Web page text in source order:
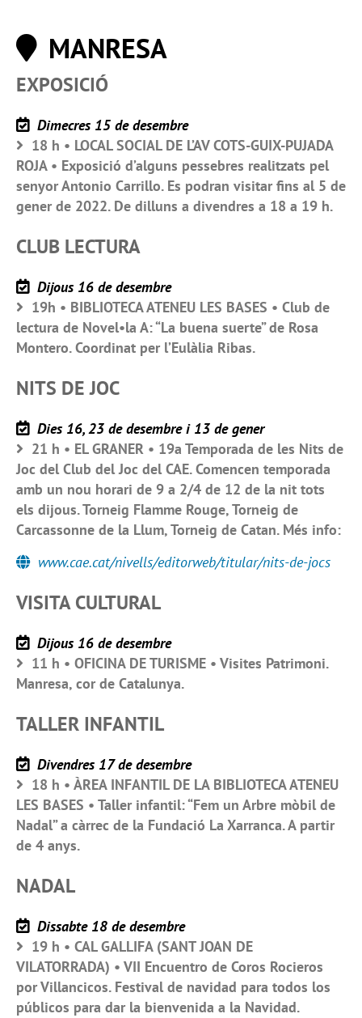
MANRESA
EXPOSICIÓ
Dimecres 15 de desembre
18 h • LOCAL SOCIAL DE L’AV COTS-GUIX-PUJADA
ROJA • Exposició d’alguns pessebres realitzats pel
senyor Antonio Carrillo. Es podran visitar fins al 5 de
gener de 2022. De dilluns a divendres a 18 a 19 h.
CLUB LECTURA
Dijous 16 de desembre
19h • BIBLIOTECA ATENEU LES BASES • Club de
lectura de Novel•la A: “La buena suerte” de Rosa
Montero. Coordinat per l’Eulàlia Ribas.
NITS DE JOC
Dies 16, 23 de desembre i 13 de gener
21 h • EL GRANER • 19a Temporada de les Nits de
Joc del Club del Joc del CAE. Comencen temporada
amb un nou horari de 9 a 2/4 de 12 de la nit tots
els dijous. Torneig Flamme Rouge, Torneig de
Carcassonne de la Llum, Torneig de Catan. Més info:
www.cae.cat/nivells/editorweb/titular/nits-de-jocs
VISITA CULTURAL
Dijous 16 de desembre
11 h • OFICINA DE TURISME • Visites Patrimoni.
Manresa, cor de Catalunya.
TALLER INFANTIL
Divendres 17 de desembre
18 h • ÀREA INFANTIL DE LA BIBLIOTECA ATENEU
LES BASES • Taller infantil: “Fem un Arbre mòbil de
Nadal” a càrrec de la Fundació La Xarranca. A partir
de 4 anys.
NADAL
Dissabte 18 de desembre
19 h • CAL GALLIFA (SANT JOAN DE
VILATORRADA) • VII Encuentro de Coros Rocieros
por Villancicos. Festival de navidad para todos los
públicos para dar la bienvenida a la Navidad.